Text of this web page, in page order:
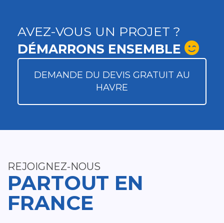
AVEZ-VOUS UN PROJET ?
DÉMARRONS ENSEMBLE
DEMANDE DU DEVIS GRATUIT AU
HAVRE
REJOIGNEZ-NOUS
PARTOUT EN
FRANCE